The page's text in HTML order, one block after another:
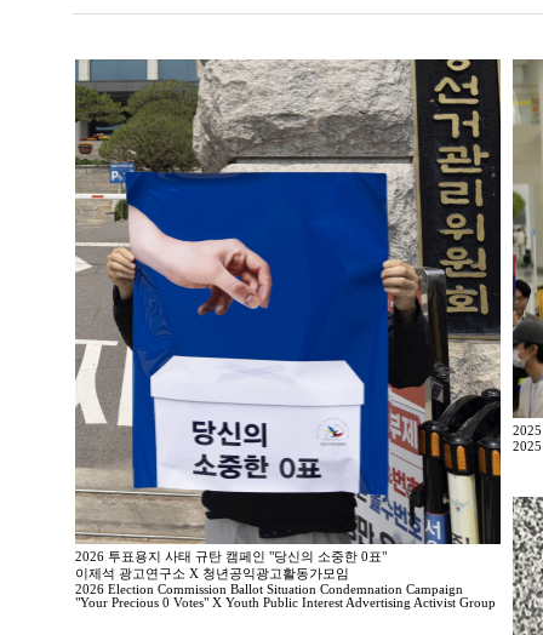
2026 투표용지 사태 규탄 캠페인 "당신의 소중한 0표"
이제석 광고연구소 X 청년공익광고활동가모임
2026 Election Commission Ballot Situation Condemnation Campaign
"Your Precious 0 Votes" X Youth Public Interest Advertising Activist Group
2025